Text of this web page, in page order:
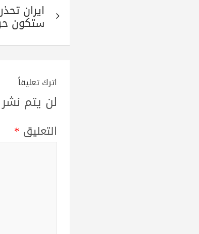
المقالاتايران
ستكون
اترك تعليقاً
لن يتم
التعليق *